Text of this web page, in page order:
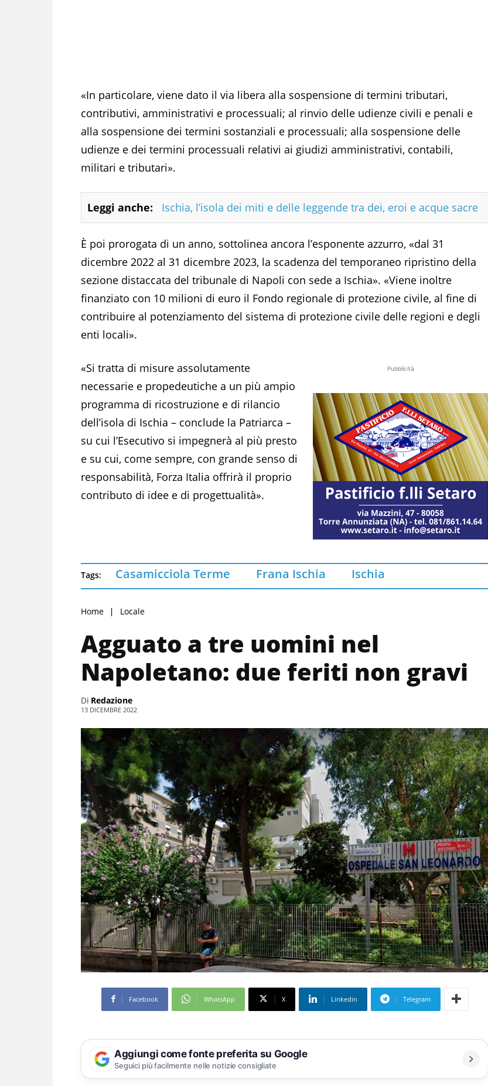
«In particolare, viene dato il via libera alla sospensione di termini tributari,
contributivi, amministrativi e processuali; al rinvio delle udienze civili e penali e
alla sospensione dei termini sostanziali e processuali; alla sospensione delle
udienze e dei termini processuali relativi ai giudizi amministrativi, contabili,
militari e tributari».
Leggi anche: Ischia, l’isola dei miti e delle leggende tra dei, eroi e acque sacre
È poi prorogata di un anno, sottolinea ancora l’esponente azzurro, «dal 31
dicembre 2022 al 31 dicembre 2023, la scadenza del temporaneo ripristino della
sezione distaccata del tribunale di Napoli con sede a Ischia». «Viene inoltre
finanziato con 10 milioni di euro il Fondo regionale di protezione civile, al fine di
contribuire al potenziamento del sistema di protezione civile delle regioni e degli
enti locali».
Pubblicità
«Si tratta di misure assolutamente
necessarie e propedeutiche a un più ampio
programma di ricostruzione e di rilancio
dell’isola di Ischia – conclude la Patriarca –
su cui l’Esecutivo si impegnerà al più presto
e su cui, come sempre, con grande senso di
responsabilità, Forza Italia offrirà il proprio
contributo di idee e di progettualità».
Tags: Casamicciola Terme Frana Ischia Ischia
Home Locale
Agguato a tre uomini nel
Napoletano: due feriti non gravi
Di Redazione
13 DICEMBRE 2022
Facebook WhatsApp X Linkedin Telegram
Aggiungi come fonte preferita su Google
Seguici più facilmente nelle notizie consigliate